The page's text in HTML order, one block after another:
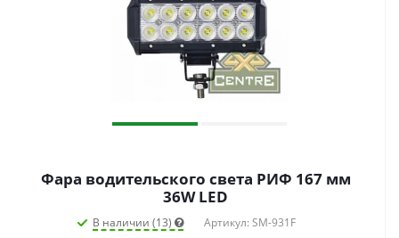
Фара водительского света РИФ 167 мм
36W LED
В наличии (13) Артикул: SM-931F